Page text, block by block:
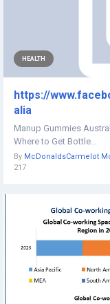
HEALTH
https://
alia
Manup Gummies
Where to Get Bottle...
By McDonaldsCarmelot
217